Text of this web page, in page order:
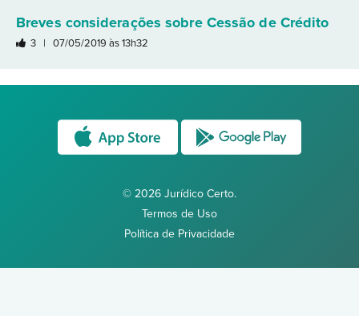
Breves considerações sobre Cessão de Crédito
3 | 07/05/2019 às 13h32
© 2026 Jurídico Certo.
Termos de Uso
Política de Privacidade